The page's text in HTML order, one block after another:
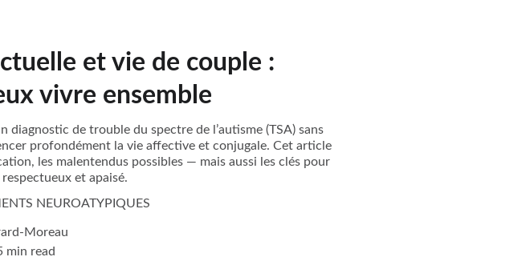
et vie de couple :
vivre ensemble
diagnostic de trouble du spectre de l’autisme (TSA) sans
profondément la vie affective et conjugale. Cet article
les malentendus possibles — mais aussi les clés pour
et apaisé.
NEUROATYPIQUES
Moreau
min read